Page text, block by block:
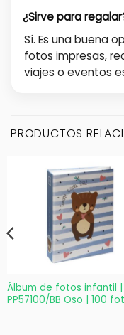
¿Sirve para
Sí. Es una buena
fotos impresas,
viajes o eventos
PRODUCTOS
Álbum de fotos infantil |
PP57100/BB Oso | 100